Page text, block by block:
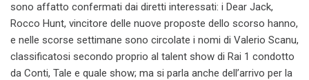
sono affatto confermati dai diretti interessati: i Dear Jack,
Rocco Hunt, vincitore delle nuove proposte dello scorso hanno,
e nelle scorse settimane sono circolate i nomi di Valerio Scanu,
classificatosi secondo proprio al talent show di Rai 1 condotto
da Conti, Tale e quale show; ma si parla anche dell’arrivo per la